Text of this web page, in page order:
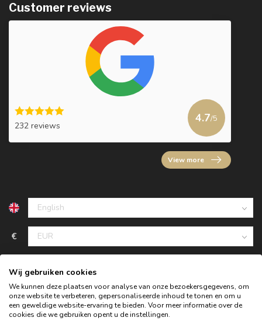
Customer reviews
232 reviews
4.7/5
View more
€
Wij gebruiken cookies
We kunnen deze plaatsen voor analyse van onze bezoekersgegevens, om
onze website te verbeteren, gepersonaliseerde inhoud te tonen en om u
een geweldige website-ervaring te bieden. Voor meer informatie over de
cookies die we gebruiken opent u de instellingen.